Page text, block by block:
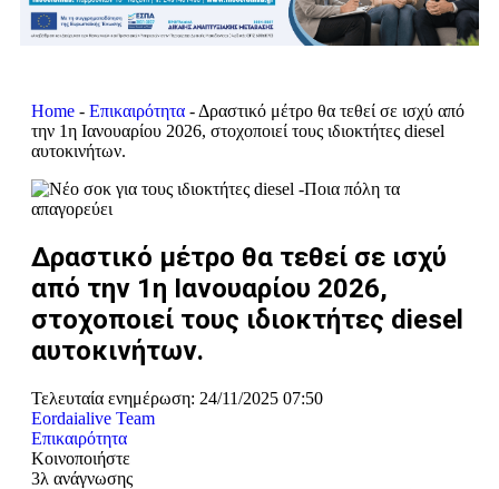
Home - Επικαιρότητα - Δραστικό μέτρο θα τεθεί σε ισχύ από
την 1η Ιανουαρίου 2026, στοχοποιεί τους ιδιοκτήτες diesel
αυτοκινήτων.
Δραστικό μέτρο θα τεθεί σε ισχύ
από την 1η Ιανουαρίου 2026,
στοχοποιεί τους ιδιοκτήτες diesel
αυτοκινήτων.
Τελευταία ενημέρωση: 24/11/2025 07:50
Eordaialive Team
Επικαιρότητα
Κοινοποιήστε
3λ ανάγνωσης